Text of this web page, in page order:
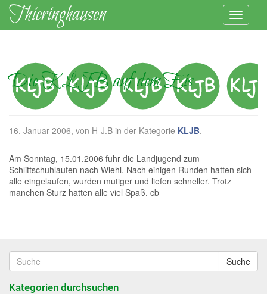
Die KLJB auf dem Eis
16. Januar 2006, von H-J.B in der Kategorie KLJB.
Am Sonntag, 15.01.2006 fuhr die Landjugend zum
Schlittschuhlaufen nach Wiehl. Nach einigen Runden hatten sich
alle eingelaufen, wurden mutiger und liefen schneller. Trotz
manchen Sturz hatten alle viel Spaß. cb
Suche
Kategorien durchsuchen